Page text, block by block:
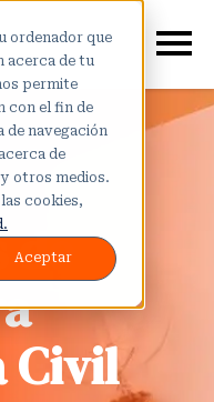
ordenador que
acerca de tu
permite
con el fin de
de navegación
de
otros medios.
cookies,
Aceptar
de
Civil